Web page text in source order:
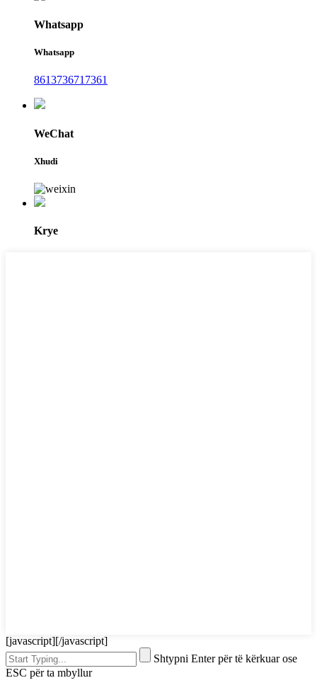
Whatsapp
Whatsapp
8613736717361
WeChat
Xhudi
Krye
[javascript] [/javascript]
Shtypni Enter për të kërkuar ose
ESC për ta mbyllur